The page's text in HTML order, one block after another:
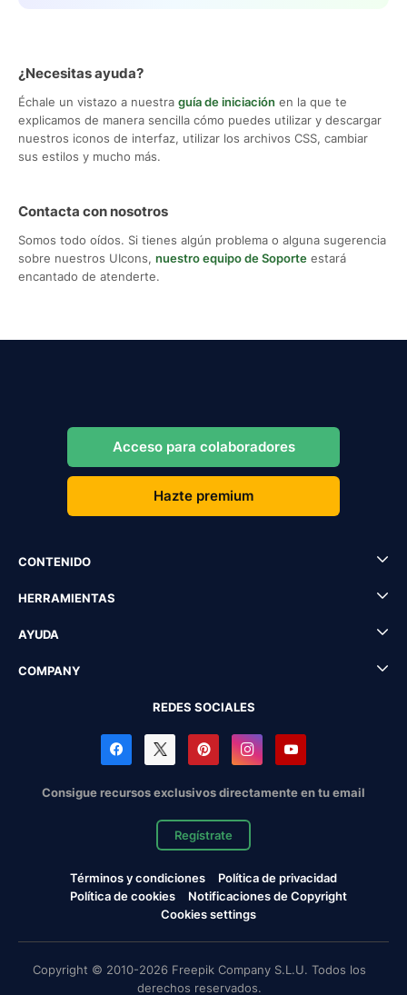
¿Necesitas ayuda?
Échale un vistazo a nuestra guía de iniciación en la que te
explicamos de manera sencilla cómo puedes utilizar y descargar
nuestros iconos de interfaz, utilizar los archivos CSS, cambiar
sus estilos y mucho más.
Contacta con nosotros
Somos todo oídos. Si tienes algún problema o alguna sugerencia
sobre nuestros UIcons, nuestro equipo de Soporte estará
encantado de atenderte.
Acceso para colaboradores
Hazte premium
CONTENIDO
HERRAMIENTAS
AYUDA
COMPANY
REDES SOCIALES
Consigue recursos exclusivos directamente en tu email
Regístrate
Términos y condiciones
Política de privacidad
Política de cookies
Notificaciones de Copyright
Cookies settings
Copyright © 2010-2026 Freepik Company S.L.U. Todos los
derechos reservados.